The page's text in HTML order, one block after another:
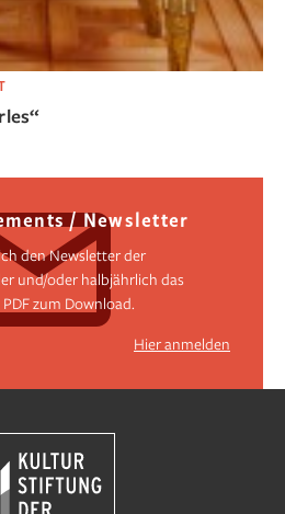
/ Newsletter
den Newsletter der
und/oder halbjährlich das
zum Download.
Hier anmelden